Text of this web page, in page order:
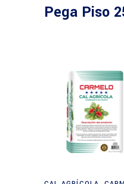
Pega Piso